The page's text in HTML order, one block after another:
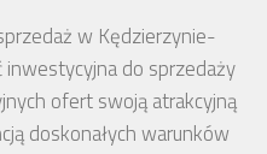
w Kędzierzynie-
inwestycyjna do sprzedaży
ofert swoją atrakcyjną
doskonałych warunków